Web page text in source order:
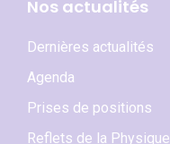
Nos actualités
Dernières actualités
Agenda
Prises de positions
Reflets de la Physique